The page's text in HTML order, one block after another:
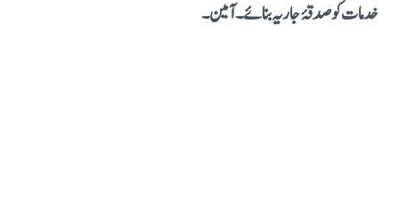
خدمات کو صدقۂ جاریہ بنائے۔ آمین۔